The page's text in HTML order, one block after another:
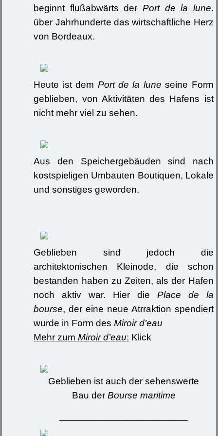
beginnt flußabwärts der Port de la lune,
über Jahrhunderte das wirtschaftliche Herz
von Bordeaux.
Heute ist dem Port de la lune seine Form
geblieben, von Aktivitäten des Hafens ist
nicht mehr viel zu sehen.
Aus den Speichergebäuden sind nach
kostspieligen Umbauten Boutiquen, Lokale
und sonstiges geworden.
Geblieben sind jedoch die
architektonischen Kleinode, die schon
bestanden haben zu Zeiten, als der Hafen
noch aktiv war. Hier die Place de la
bourse, der eine neue Atrraktion spendiert
wurde in Form desMiroir d’eau
Mehr zumMiroir d’eau: Klick
Geblieben ist auch der sehenswerte
Bau der Bourse maritime